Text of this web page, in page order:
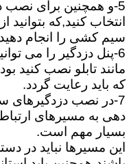
5-و همچنین برای نصب
انتخاب کنید,که
سیم کشی را انجام
6-پنل دزدگیر را می
مانند تابلو نصب کنید
که باید رعایت گردد.
7-در نصب
دهی به مسیرهای
بسیار مهم است.
این مسیرها نباید در